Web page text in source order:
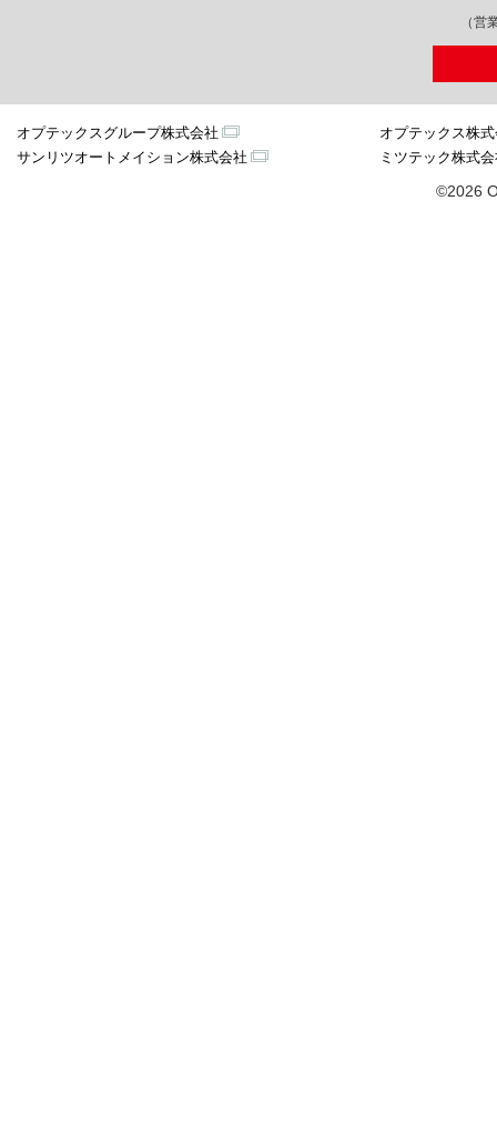
（営
オプテックスグループ株式会社
オプテックス株
サンリツオートメイション株式会社
ミツテック株式
©2026